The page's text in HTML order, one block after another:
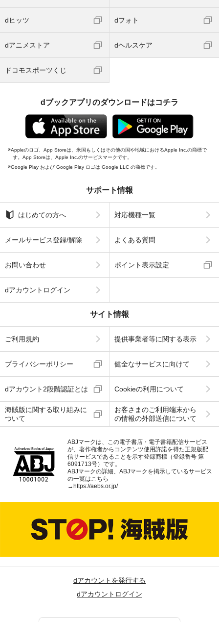
dヒッツ dフォト
dアニメストア dヘルスケア
ドコモスポーツくじ
dブックアプリのダウンロードはコチラ
Appleのロゴ、App Storeは、米国もしくはその他の国や地域におけるApple Inc.の商標で
す。App Storeは、Apple Inc.のサービスマークです。
Google Play および Google Play ロゴは Google LLC の商標です。
サポート情報
はじめての方へ 対応機種一覧
メールサービス登録/解除 よくある質問
お問い合わせ ポイント表示設定
dアカウントログイン
サイト情報
ご利用規約 提供事業者等に関する表示
プライバシーポリシー 健全なサービスに向けて
dアカウント2段階認証とは Cookieの利用について
海賊版に関する取り組みに
ついて
お客さまのご利用端末から
の情報の外部送信について
ABJマークは、この電子書店・電子書籍配信サービス
が、著作権者からコンテンツ使用許諾を得た正規版配
信サービスであることを示す登録商標（登録番号 第
6091713号）です。
ABJマークの詳細、ABJマークを掲示しているサービス
の一覧はこちら
→ https://aebs.or.jp/
dアカウントを発行する
dアカウントログイン